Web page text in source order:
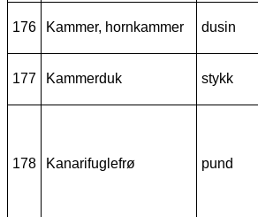
176 Kammer, hornkammer dusin
177 Kammerduk stykk
178 Kanarifuglefrø pund